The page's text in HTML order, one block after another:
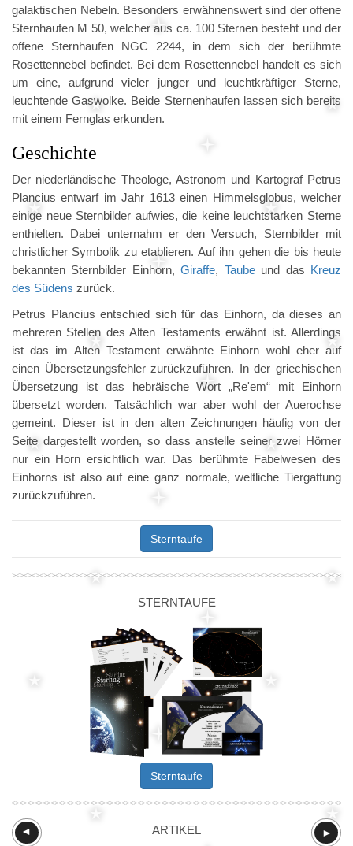
galaktischen Nebeln. Besonders erwähnenswert sind der offene
Sternhaufen M 50, welcher aus ca. 100 Sternen besteht und der
offene Sternhaufen NGC 2244, in dem sich der berühmte
Rosettennebel befindet. Bei dem Rosettennebel handelt es sich
um eine, aufgrund vieler junger und leuchtkräftiger Sterne,
leuchtende Gaswolke. Beide Sternenhaufen lassen sich bereits
mit einem Fernglas erkunden.
Geschichte
Der niederländische Theologe, Astronom und Kartograf Petrus
Plancius entwarf im Jahr 1613 einen Himmelsglobus, welcher
einige neue Sternbilder aufwies, die keine leuchtstarken Sterne
enthielten. Dabei unternahm er den Versuch, Sternbilder mit
christlicher Symbolik zu etablieren. Auf ihn gehen die bis heute
bekannten Sternbilder Einhorn,Giraffe, Taubeund das Kreuz
des Südens zurück.
Petrus Plancius entschied sich für das Einhorn, da dieses an
mehreren Stellen des Alten Testaments erwähnt ist. Allerdings
ist das im Alten Testament erwähnte Einhorn wohl eher auf
einen Übersetzungsfehler zurückzuführen. In der griechischen
Übersetzung ist das hebräische Wort „Re'em“ mit Einhorn
übersetzt worden. Tatsächlich war aber wohl der Auerochse
gemeint. Dieser ist in den alten Zeichnungen häufig von der
Seite dargestellt worden, so dass anstelle seiner zwei Hörner
nur ein Horn ersichtlich war. Das berühmte Fabelwesen des
Einhorns ist also auf eine ganz normale, weltliche Tiergattung
zurückzuführen.
Sterntaufe
STERNTAUFE
Sterntaufe
ARTIKEL ►
►